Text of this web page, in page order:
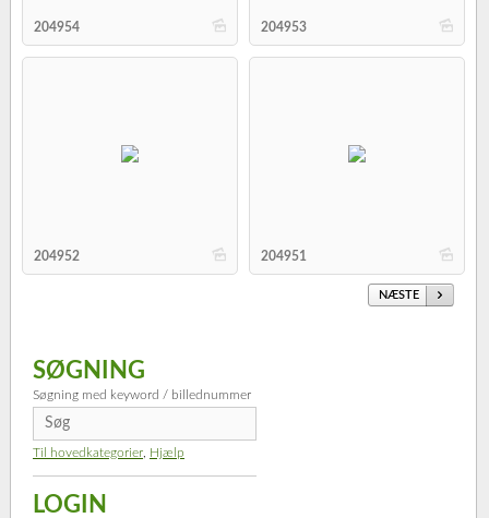
b
204954 b
204953
b
204952 b
204951
NÆSTE
SØGNING
Søgning med keyword / billednummer
Til hovedkategorier Hjælp
LOGIN